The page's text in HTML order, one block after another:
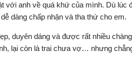
với anh về quá khứ của mình. Dù lúc
dàng chấp nhận và tha thứ cho em.
duyên dáng và được rất nhiều
lại còn là trai chưa vợ… nhưng